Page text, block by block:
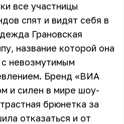
все участницы
спят и видят себя в
Грановская
название которой она
невозмутимым
Бренд «ВИА
и силен в мире шоу-
брюнетка за
отказаться и от